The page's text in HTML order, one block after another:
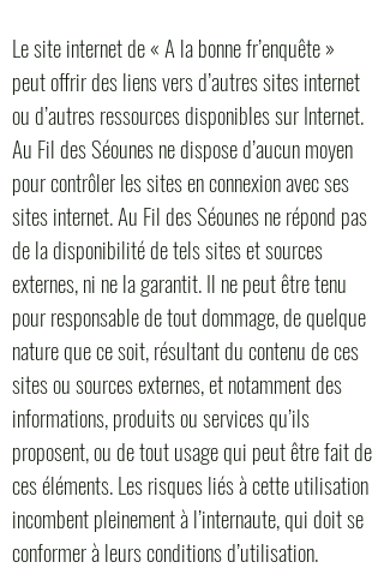
Le site internet de « A la bonne fr’enquête »
peut offrir des liens vers d’autres sites internet
ou d’autres ressources disponibles sur Internet.
Au Fil des Séounes ne dispose d’aucun moyen
pour contrôler les sites en connexion avec ses
sites internet. Au Fil des Séounes ne répond pas
de la disponibilité de tels sites et sources
externes, ni ne la garantit. Il ne peut être tenu
pour responsable de tout dommage, de quelque
nature que ce soit, résultant du contenu de ces
sites ou sources externes, et notamment des
informations, produits ou services qu’ils
proposent, ou de tout usage qui peut être fait de
ces éléments. Les risques liés à cette utilisation
incombent pleinement à l’internaute, qui doit se
conformer à leurs conditions d’utilisation.